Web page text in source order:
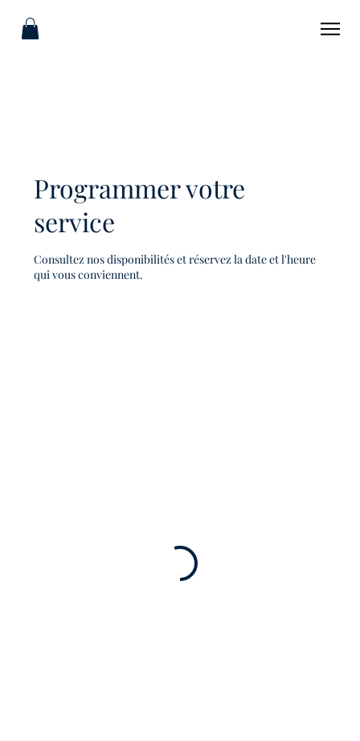
Programmer votre
service
Consultez nos disponibilités et réservez la date et l'heure
qui vous conviennent.